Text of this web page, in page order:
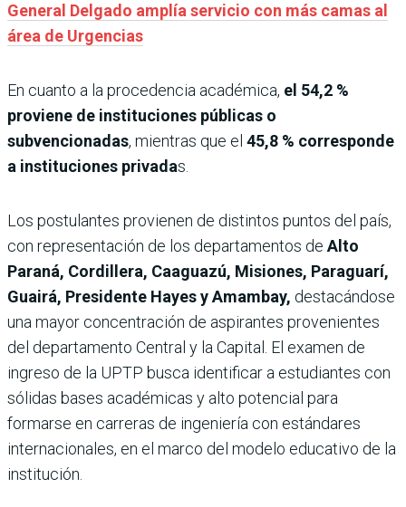
General Delgado amplía servicio con más camas al
área de Urgencias
En cuanto a la procedencia académica, el 54,2 %
proviene de instituciones públicas o
subvencionadas, mientras que el 45,8 % corresponde
a instituciones privadas.
Los postulantes provienen de distintos puntos del país,
con representación de los departamentos de Alto
Paraná, Cordillera, Caaguazú, Misiones, Paraguarí,
Guairá, Presidente Hayes y Amambay, destacándose
una mayor concentración de aspirantes provenientes
del departamento Central y la Capital. El examen de
ingreso de la UPTP busca identificar a estudiantes con
sólidas bases académicas y alto potencial para
formarse en carreras de ingeniería con estándares
internacionales, en el marco del modelo educativo de la
institución.